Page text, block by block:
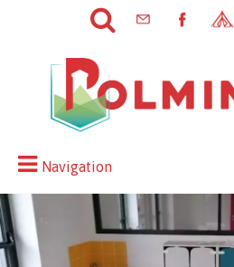
Navigation